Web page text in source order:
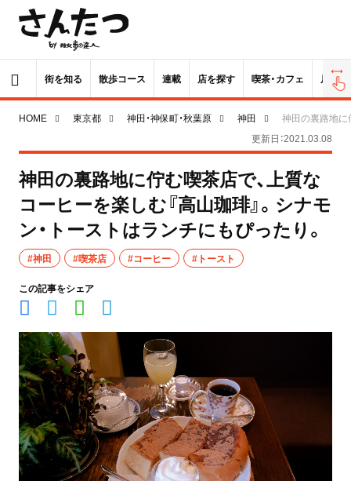
街を知る 散歩コース 連載 店を探す 喫茶・カフェ 居酒屋
HOME 東京都 神田・神保町・秋葉原 神田
神田の裏路地に
更新日：2021.03.08
神田の裏路地に佇む喫茶店で、上質な
コーヒーを楽しむ『高山珈琲』。シナモ
ン・トーストはランチにもぴったり。
#神田 #喫茶店 #コーヒー #トースト
この記事をシェア